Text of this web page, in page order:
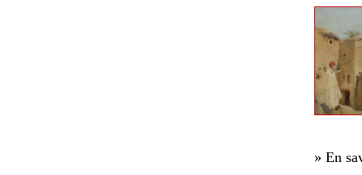
» En